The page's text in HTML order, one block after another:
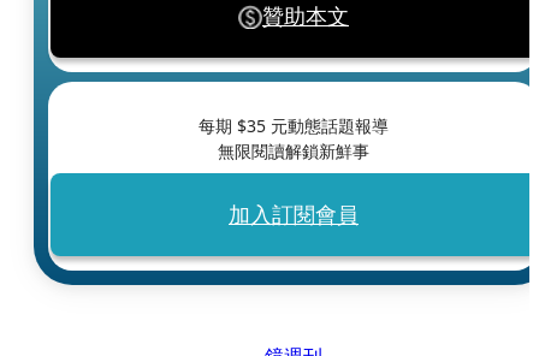
贊助本文
每期 $35 元動態話題報導
無限閱讀解鎖新鮮事
加入訂閱會員